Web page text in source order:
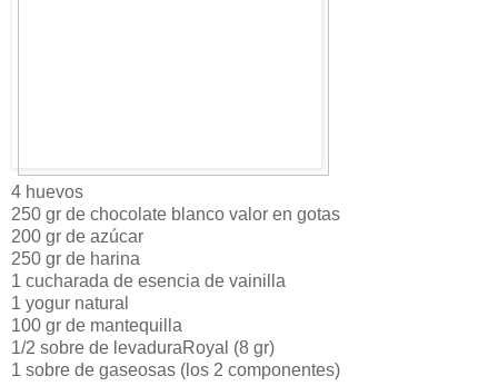
4 huevos
250 gr de chocolate blanco valor en gotas
200 gr de azúcar
250 gr de harina
1 cucharada de esencia de vainilla
1 yogur natural
100 gr de mantequilla
1/2 sobre de levaduraRoyal (8 gr)
1 sobre de gaseosas (los 2 componentes)